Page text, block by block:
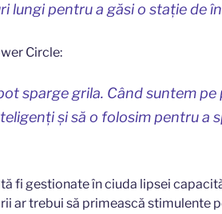
lungi pentru a găsi o stație de
Circle:
sparge grila. Când suntem pe
și să o folosim pentru a
fi gestionate în ciuda lipsei
ar trebui să primească stimulente